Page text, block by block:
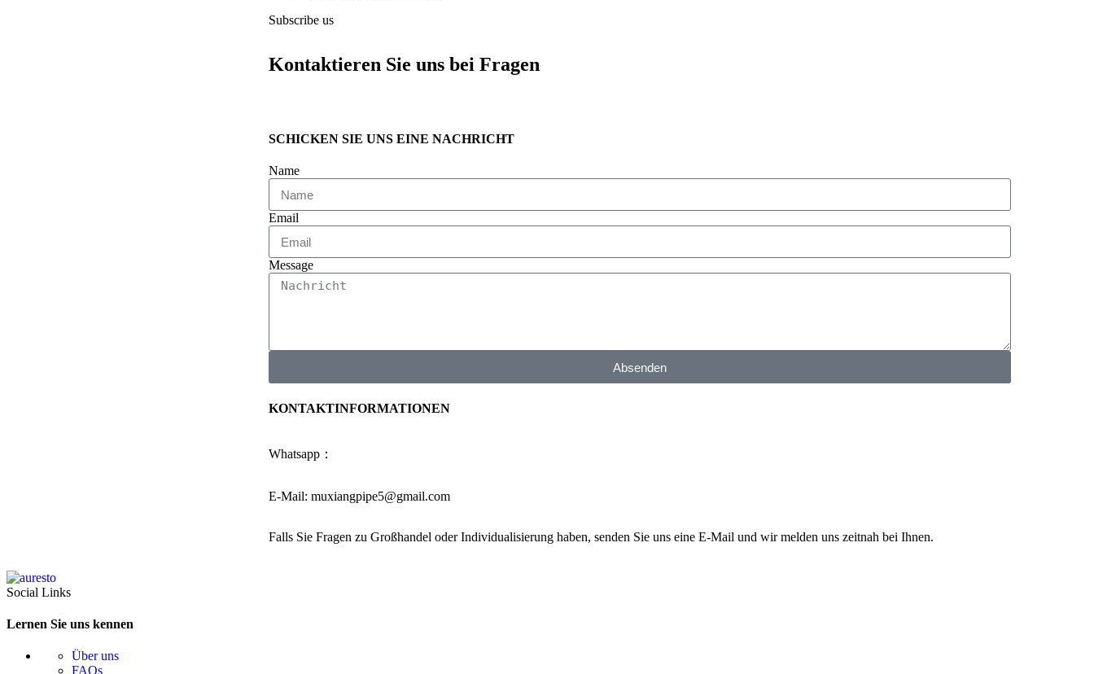
Subscribe us
Kontaktieren Sie uns bei Fragen
SCHICKEN SIE UNS EINE NACHRICHT
Name
Email
Message
Absenden
KONTAKTINFORMATIONEN
Whatsapp：
E-Mail: muxiangpipe5@gmail.com
Falls Sie Fragen zu Großhandel oder Individualisierung haben, senden Sie uns eine E-Mail und wir melden uns zeitnah bei Ihnen.
Social Links
Lernen Sie uns kennen
Über uns
FAQs